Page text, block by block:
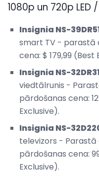
1080p un 720p LED
Insignia NS-
smart TV - parastā
cena: $ 179,99 (Best
Insignia NS-
viedtālrunis -
pārdošanas cena:
Exclusive).
Insignia NS-
televizors - Parastā
pārdošanas cena:
Exclusive).